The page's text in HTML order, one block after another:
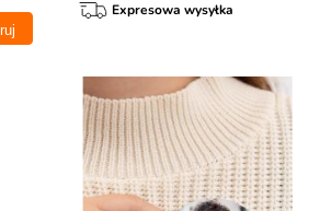
Expresowa wysyłka